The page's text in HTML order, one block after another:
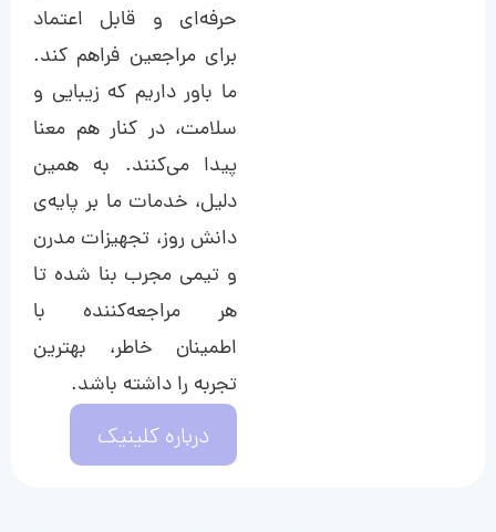
حرفه‌ای و قابل اعتماد
برای مراجعین فراهم کند.
ما باور داریم که زیبایی و
سلامت، در کنار هم معنا
پیدا می‌کنند. به همین
دلیل، خدمات ما بر پایه‌ی
دانش روز، تجهیزات مدرن
و تیمی مجرب بنا شده تا
هر مراجعه‌کننده با
اطمینان خاطر، بهترین
تجربه را داشته باشد.
درباره کلینیک